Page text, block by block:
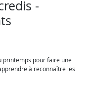
-
printemps pour faire une
à reconnaître les